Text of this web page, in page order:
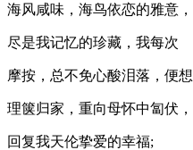
海风咸味，海鸟依恋的雅意，
尽是我记忆的珍藏，我每次
摩按，总不免心酸泪落，便想
理箧归家，重向母怀中匐伏，
回复我天伦挚爱的幸福;